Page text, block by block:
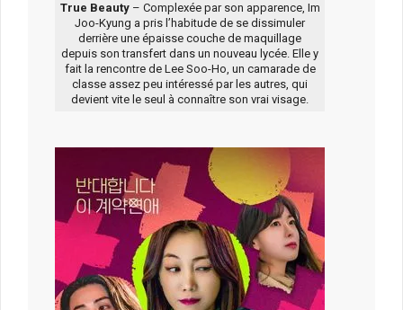
True Beauty– Complexée par son apparence, Im
Joo-Kyung a pris l’habitude de se dissimuler
derrière une épaisse couche de maquillage
depuis son transfert dans un nouveau lycée. Elle y
fait la rencontre de Lee Soo-Ho, un camarade de
classe assez peu intéressé par les autres, qui
devient vite le seul à connaître son vrai visage.